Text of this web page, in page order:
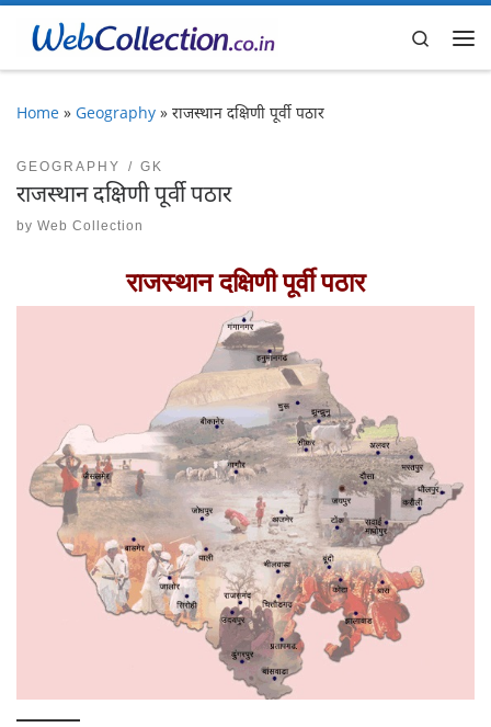
Skip to content
Search
Home » Geography » राजस्थान दक्षिणी पूर्वी पठार
GEOGRAPHY GK
राजस्थान दक्षिणी पूर्वी पठार
by Web Collection
राजस्थान दक्षिणी पूर्वी पठार